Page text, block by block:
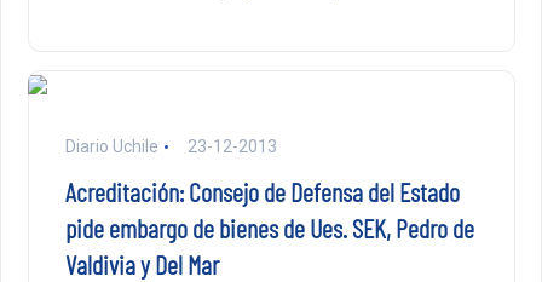
Diario Uchile 23-12-2013
Acreditación: Consejo de Defensa del Estado
pide embargo de bienes de Ues. SEK, Pedro de
Valdivia y Del Mar